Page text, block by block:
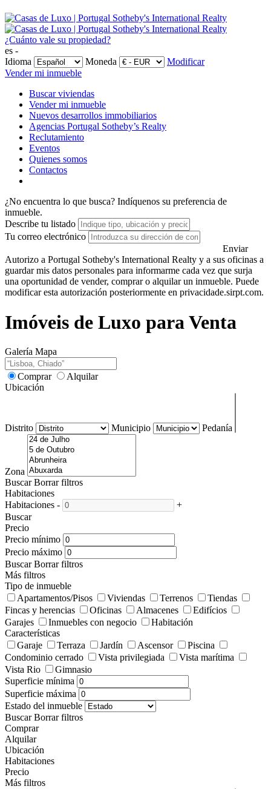
¿Cuánto vale su propiedad?
es -
Idioma
Moneda
Modificar
Vender mi inmueble
Buscar viviendas
Vender mi inmueble
Nuevos desarrollos immobiliarios
Agencias Portugal Sotheby’s Realty
Reclutamiento
Eventos
Quienes somos
Contactos
¿No encuentra lo que busca? Indíquenos su preferencia de
inmueble.
Describe tu listado
Tu correo electrónico
Enviar
Autorizo a Portugal Sotheby's International Realty y a sus oficinas a
guardar mis datos personales para informarme cada vez que surja
una oportunidad de vender, comprar o alquilar un inmueble. Puede
modificar esta autorización posteriormente en privacidade.sirpt.com.
Imóveis de Luxo para Venta
Galería Mapa
Comprar
Alquilar
Ubicación
Distrito Municipio Pedanía
Zona
Buscar Borrar filtros
Habitaciones
Habitaciones -
+
Buscar
Precio
Precio mínimo
Precio máximo
Buscar Borrar filtros
Más filtros
Tipo de inmueble
Apartamentos/Pisos
Viviendas Terrenos
Tiendas
Fincas y herencias
Oficinas Almacenes
Edifícios
Garajes
Inmuebles con negocio
Habitación
Características
Garaje
Terraza Jardín Ascensor
Piscina
Condominio cerrado
Vista privilegiada
Vista marítima
Vista Rio
Gimnasio
Superficie mínima
Superficie máxima
Estado del inmueble
Buscar Borrar filtros
Comprar
Alquilar
Ubicación
Habitaciones
Precio
Más filtros